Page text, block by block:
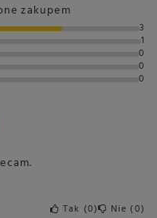
zakupem
3
1
0
0
0
Tak 0 Nie 0